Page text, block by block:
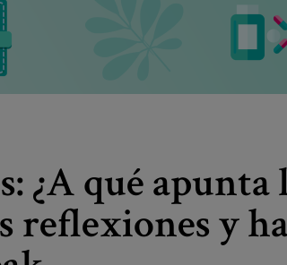
¿A qué apunta
reflexiones y